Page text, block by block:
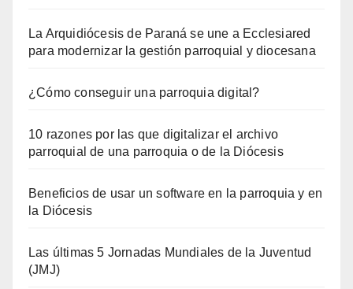
La Arquidiócesis de Paraná se une a Ecclesiared
para modernizar la gestión parroquial y diocesana
¿Cómo conseguir una parroquia digital?
10 razones por las que digitalizar el archivo
parroquial de una parroquia o de la Diócesis
Beneficios de usar un software en la parroquia y en
la Diócesis
Las últimas 5 Jornadas Mundiales de la Juventud
(JMJ)